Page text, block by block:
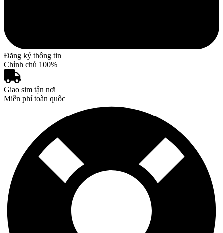
Đăng ký thông tin
Chỉnh chủ 100%
Giao sim tận nơi
Miễn phí toàn quốc